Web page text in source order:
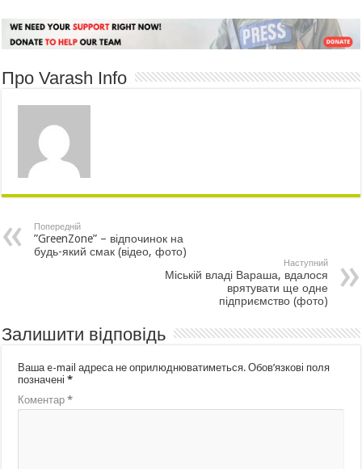
Про Varash Info
Попередній
”GreenZone” – відпочинок на
будь-який смак (відео, фото)
Наступний
Міській владі Вараша, вдалося
врятувати ще одне
підприємство (фото)
Залишити відповідь
Ваша e-mail адреса не оприлюднюватиметься. Обов’язкові поля
позначені*
Коментар*